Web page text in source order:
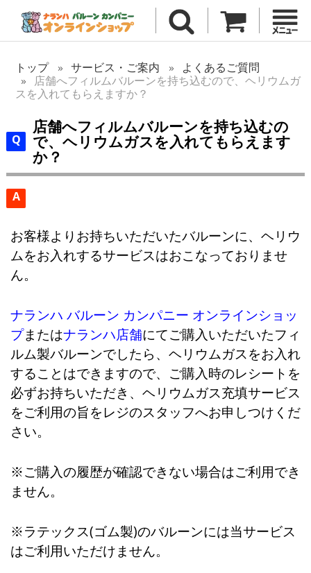
トップ サービス・ご案内
よくあるご質問
店舗へフィルムバルーンを持ち込むので、ヘリウムガ
スを入れてもらえますか？
店舗へフィルムバルーンを持ち込むの
で、ヘリウムガスを入れてもらえます
か？
A
お客様よりお持ちいただいたバルーンに、ヘリウ
ムをお入れするサービスはおこなっておりませ
ん。
ナランハ バルーン カンパニー オンラインショッ
プまたはナランハ店舗にてご購入いただいたフィ
ルム製バルーンでしたら、ヘリウムガスをお入れ
することはできますので、ご購入時のレシートを
必ずお持ちいただき、ヘリウムガス充填サービス
をご利用の旨をレジのスタッフへお申しつけくだ
さい。
※ご購入の履歴が確認できない場合はご利用でき
ません。
※ラテックス(ゴム製)のバルーンには当サービス
はご利用いただけません。